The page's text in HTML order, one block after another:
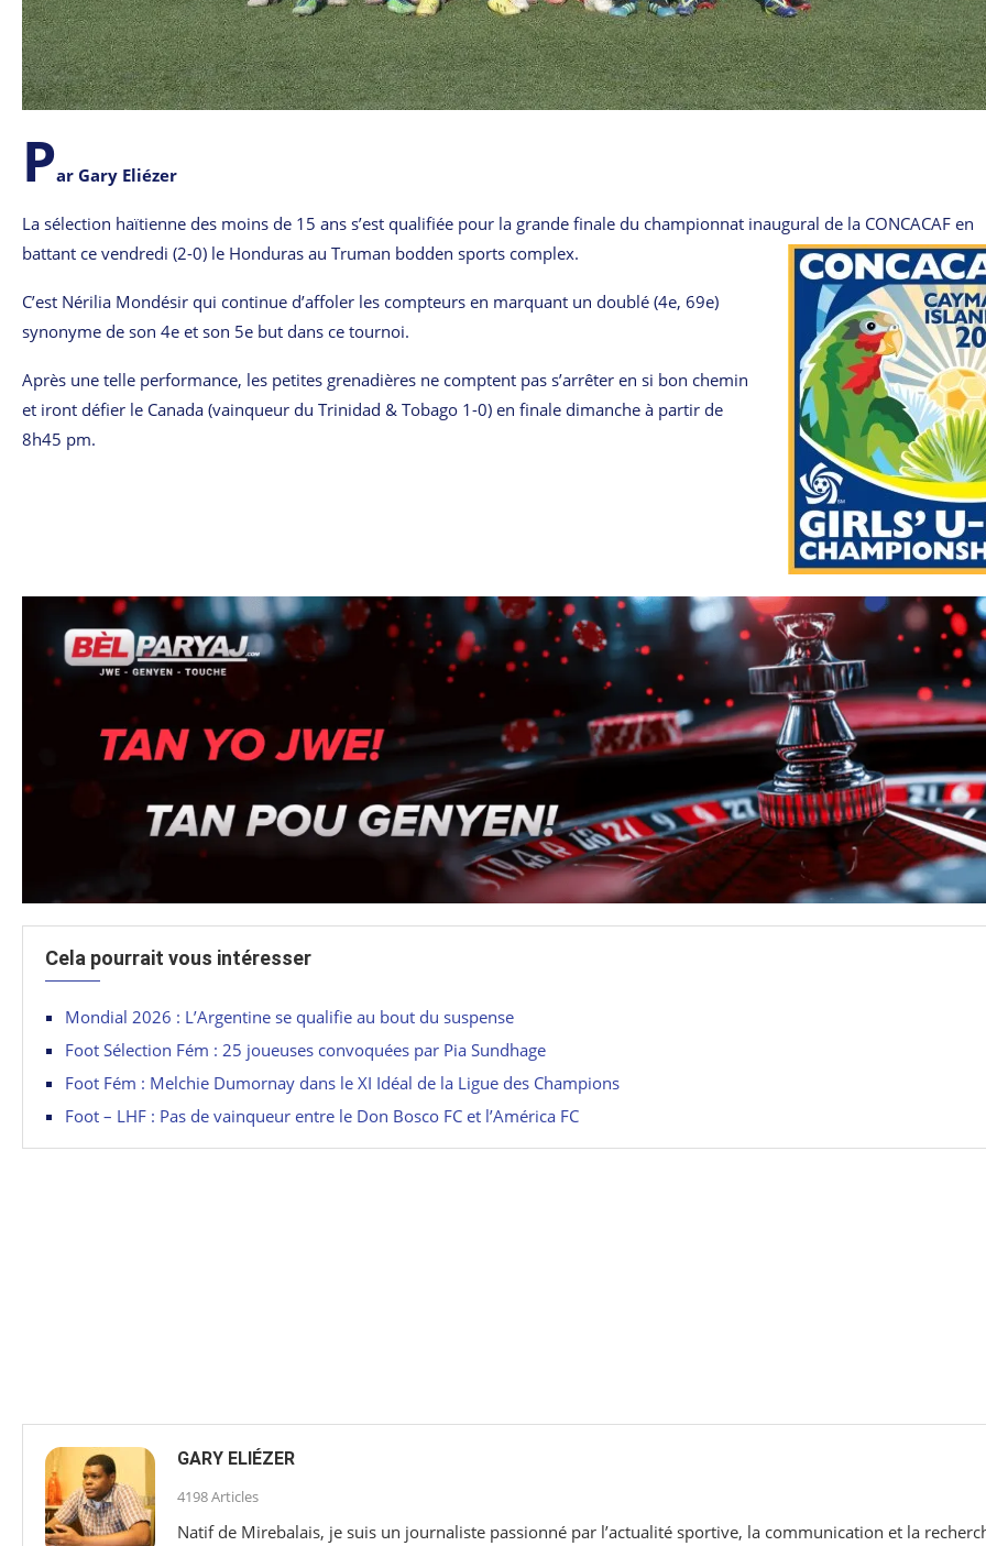
Par Gary Eliézer
La sélection haïtienne des moins de 15 ans s’est qualifiée pour la grande finale du championnat inaugural de la CONCACAF en
battant ce vendredi (2-0) le Honduras au Truman bodden sports complex.
C’est Nérilia Mondésir qui continue d’affoler les compteurs en marquant un doublé (4e, 69e)
synonyme de son 4e et son 5e but dans ce tournoi.
Après une telle performance, les petites grenadières ne comptent pas s’arrêter en si bon chemin
et iront défier le Canada (vainqueur du Trinidad & Tobago 1-0) en finale dimanche à partir de
8h45 pm.
Cela pourrait vous intéresser
Mondial 2026 : L’Argentine se qualifie au bout du suspense
Foot Sélection Fém : 25 joueuses convoquées par Pia Sundhage
Foot Fém : Melchie Dumornay dans le XI Idéal de la Ligue des Champions
Foot – LHF : Pas de vainqueur entre le Don Bosco FC et l’América FC
GARY ELIÉZER
4198 Articles
Natif de Mirebalais, je suis un journaliste passionné par l’actualité sportive, la communication et la